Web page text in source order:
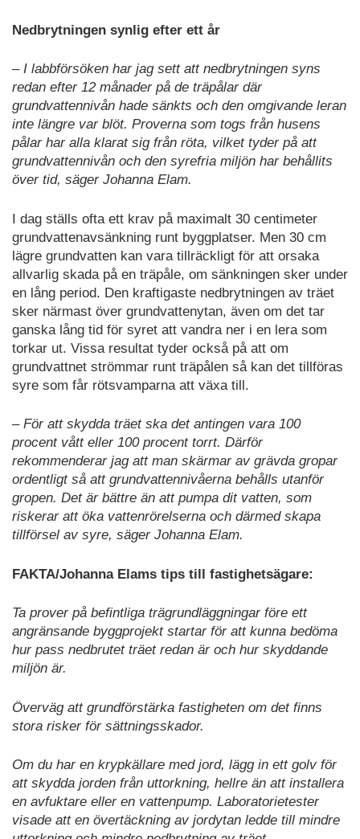
Nedbrytningen synlig efter ett år
– I labbförsöken har jag sett att nedbrytningen syns
redan efter 12 månader på de träpålar där
grundvattennivån hade sänkts och den omgivande leran
inte längre var blöt. Proverna som togs från husens
pålar har alla klarat sig från röta, vilket tyder på att
grundvattennivån och den syrefria miljön har behållits
över tid, säger Johanna Elam.
I dag ställs ofta ett krav på maximalt 30 centimeter
grundvattenavsänkning runt byggplatser. Men 30 cm
lägre grundvatten kan vara tillräckligt för att orsaka
allvarlig skada på en träpåle, om sänkningen sker under
en lång period. Den kraftigaste nedbrytningen av träet
sker närmast över grundvattenytan, även om det tar
ganska lång tid för syret att vandra ner i en lera som
torkar ut. Vissa resultat tyder också på att om
grundvattnet strömmar runt träpålen så kan det tillföras
syre som får rötsvamparna att växa till.
– För att skydda träet ska det antingen vara 100
procent vått eller 100 procent torrt. Därför
rekommenderar jag att man skärmar av grävda gropar
ordentligt så att grundvattennivåerna behålls utanför
gropen. Det är bättre än att pumpa dit vatten, som
riskerar att öka vattenrörelserna och därmed skapa
tillförsel av syre, säger Johanna Elam.
FAKTA/Johanna Elams tips till fastighetsägare:
Ta prover på befintliga trägrundläggningar före ett
angränsande byggprojekt startar för att kunna bedöma
hur pass nedbrutet träet redan är och hur skyddande
miljön är.
Överväg att grundförstärka fastigheten om det finns
stora risker för sättningsskador.
Om du har en krypkällare med jord, lägg in ett golv för
att skydda jorden från uttorkning, hellre än att installera
en avfuktare eller en vattenpump. Laboratorietester
visade att en övertäckning av jordytan ledde till mindre